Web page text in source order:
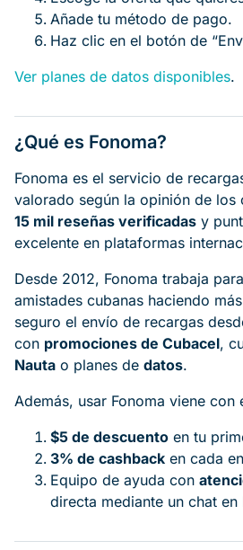
Añade tu método de pago.
Haz clic en el botón de
Ver planes de datos disponibles.
¿Qué es Fonoma?
Fonoma es el servicio de
valorado según la opinión de los
15 mil reseñas verificadas y
excelente en plataformas
Desde 2012, Fonoma trabaja
amistades cubanas haciendo
seguro el envío de recargas
con promociones de Cubacel,
Nauta o planes de datos.
Además, usar Fonoma viene con
$5 de descuento en tu
3% de cashback en cada
Equipo de ayuda con
directa mediante un chat